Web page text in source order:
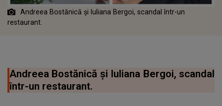
Andreea Bostănică și Iuliana Bergoi, scandal într-un
restaurant.
Andreea Bostănică și Iuliana Bergoi, scandal
într-un restaurant.